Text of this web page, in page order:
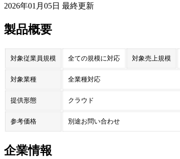
2026年01月05日 最終更新
製品概要
対象従業員規模 全ての規模に対応 対象売上規模
対象業種 全業種対応
提供形態 クラウド
参考価格 別途お問い合わせ
企業情報